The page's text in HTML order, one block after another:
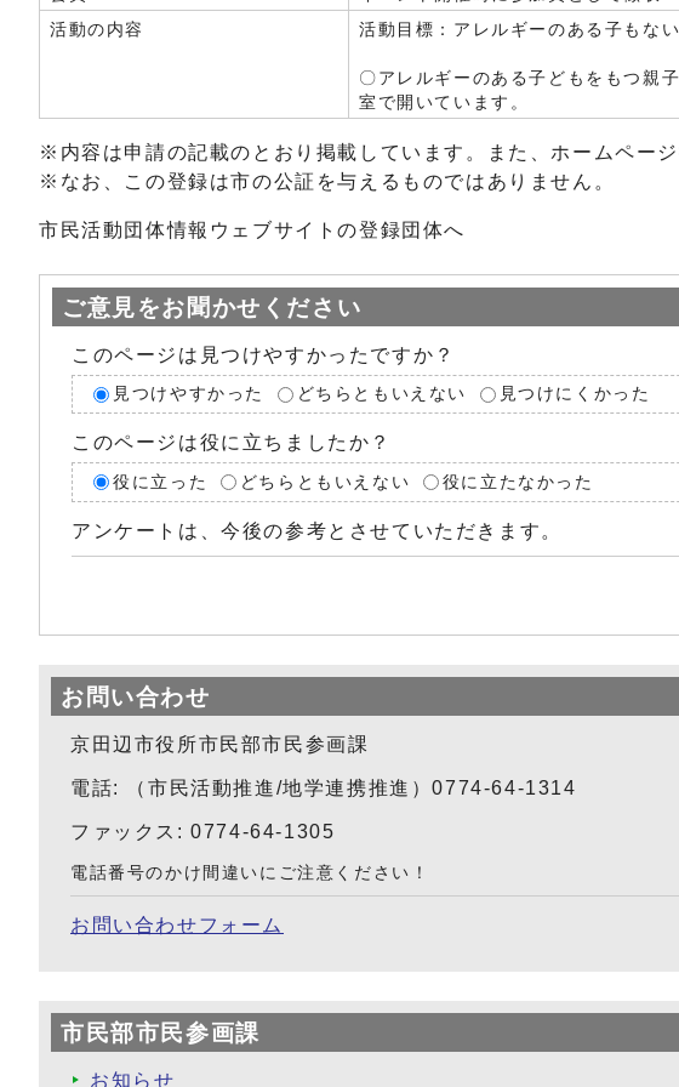
活動の内容
活動目標：アレルギーのある子もな
〇アレルギーのある子どもをもつ親
室で開いています。
※内容は申請の記載のとおり掲載しています。また、ホームペー
※なお、この登録は市の公証を与えるものではありません。
市民活動団体情報ウェブサイトの登録団体へ
ご意見をお聞かせください
このページは見つけやすかったですか？
見つけやすかった どちらともいえない 見つけにくかった
このページは役に立ちましたか？
役に立った どちらともいえない 役に立たなかった
アンケートは、今後の参考とさせていただきます。
お問い合わせ
京田辺市役所市民部市民参画課
電話: （市民活動推進/地学連携推進）0774-64-1314
ファックス: 0774-64-1305
電話番号のかけ間違いにご注意ください！
お問い合わせフォーム
市民部市民参画課
お知らせ